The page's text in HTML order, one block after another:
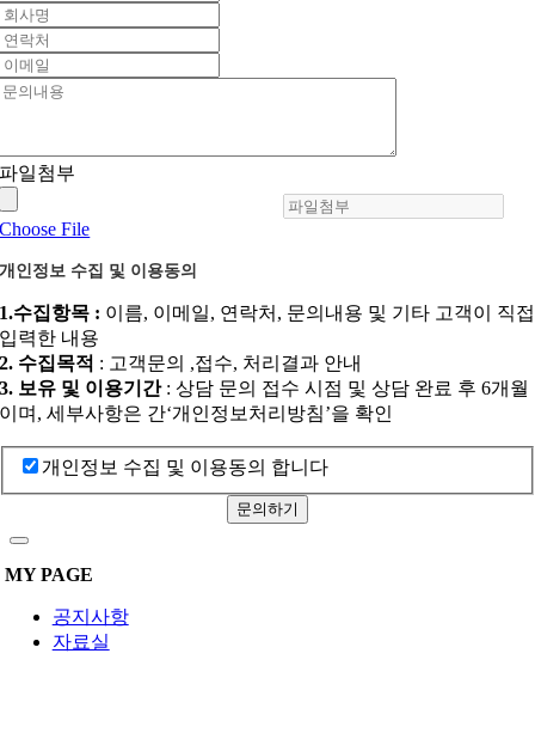
파일첨부
Choose File
개인정보 수집 및 이용동의
1.수집항목 : 이름, 이메일, 연락처, 문의내용 및 기타 고객이 직접
입력한 내용
2. 수집목적 : 고객문의 ,접수, 처리결과 안내
3. 보유 및 이용기간: 상담 문의 접수 시점 및 상담 완료 후 6개월
이며, 세부사항은 간‘개인정보처리방침’을 확인
개인정보 수집 및 이용동의 합니다
문의하기
MY PAGE
공지사항
자료실